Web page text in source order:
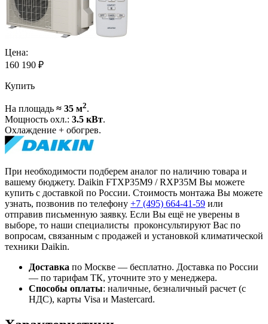
Цена:
160 190 ₽
Купить
На площадь ≈ 35 м2.
Мощность охл.: 3.5 кВт.
Охлаждение + обогрев.
При необходимости подберем аналог по наличию товара и
вашему бюджету. Daikin FTXP35M9 / RXP35M Вы можете
купить с доставкой по России. Стоимость монтажа Вы можете
узнать, позвонив по телефону +7 (495) 664-41-59 или
отправив письменную заявку. Если Вы ещё не уверены в
выборе, то наши специалисты проконсультируют Вас по
вопросам, связанным с продажей и установкой климатической
техники Daikin.
Доставка по Москве — бесплатно. Доставка по России
— по тарифам ТК, уточните это у менеджера.
Способы оплаты: наличные, безналичный расчет (с
НДС), карты Visa и Mastercard.